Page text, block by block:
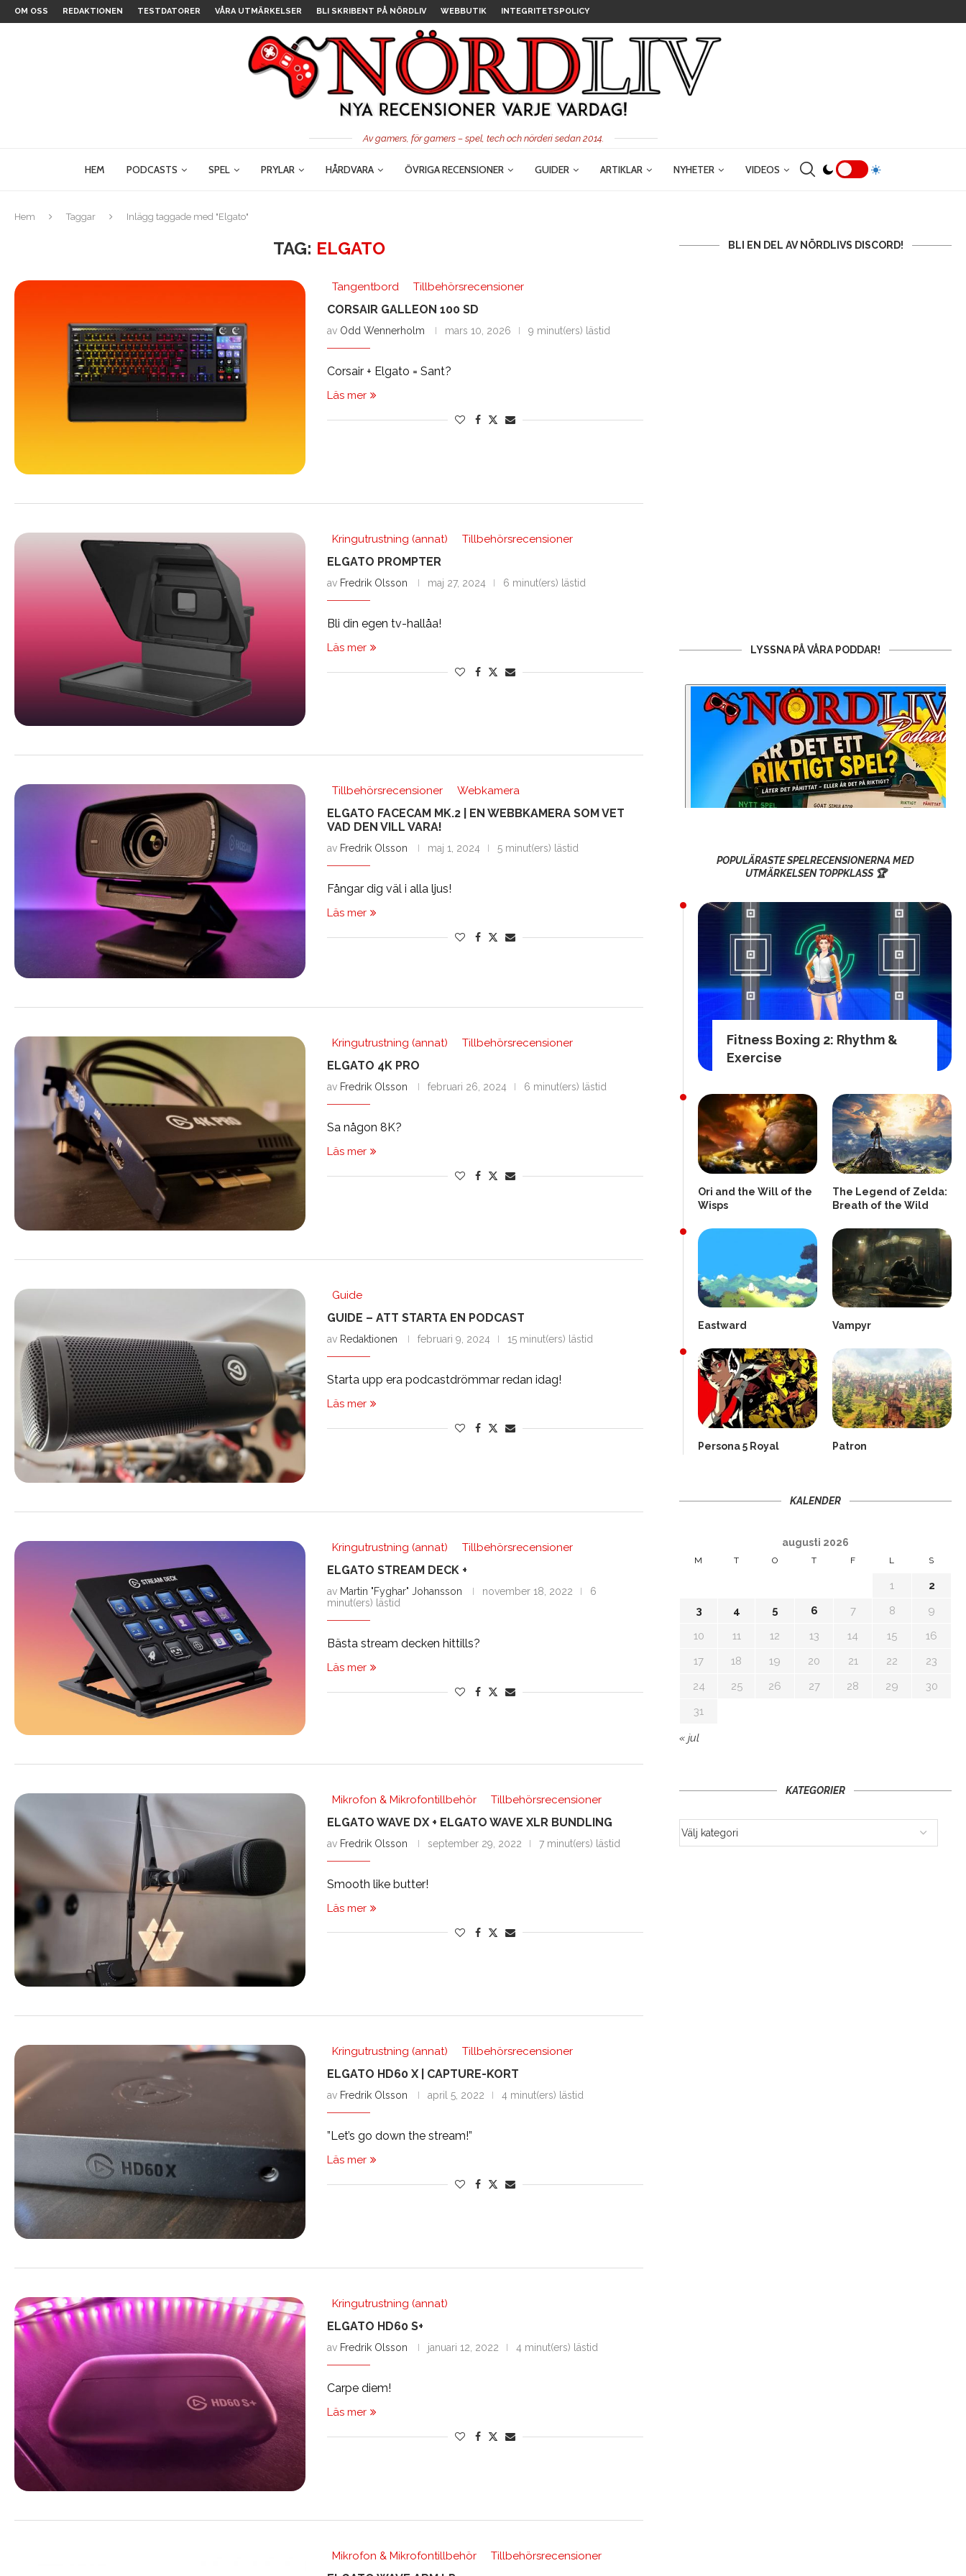
OM OSS REDAKTIONEN TESTDATORER VÅRA UTMÄRKELSER BLI SKRIBENT PÅ NÖRDLIV WEBBUTIK INTEGRITETSPOLICY
Av gamers, för gamers – spel, tech och nörderi sedan 2014.
HEM PODCASTS SPEL PRYLAR HÅRDVARA ÖVRIGA RECENSIONER GUIDER ARTIKLAR NYHETER VIDEOS
Hem Taggar Inlägg taggade med "Elgato"
TAG: ELGATO
Tangentbord Tillbehörsrecensioner
CORSAIR GALLEON 100 SD
av Odd Wennerholm mars 10, 2026 9 minut(ers) lästid
Corsair + Elgato = Sant?
Läs mer
Kringutrustning (annat) Tillbehörsrecensioner
ELGATO PROMPTER
av Fredrik Olsson maj 27, 2024 6 minut(ers) lästid
Bli din egen tv-hallåa!
Läs mer
Tillbehörsrecensioner Webkamera
ELGATO FACECAM MK.2 | EN WEBBKAMERA SOM VET
VAD DEN VILL VARA!
av Fredrik Olsson maj 1, 2024 5 minut(ers) lästid
Fångar dig väl i alla ljus!
Läs mer
Kringutrustning (annat) Tillbehörsrecensioner
ELGATO 4K PRO
av Fredrik Olsson februari 26, 2024 6 minut(ers) lästid
Sa någon 8K?
Läs mer
Guide
GUIDE – ATT STARTA EN PODCAST
av Redaktionen februari 9, 2024 15 minut(ers) lästid
Starta upp era podcastdrömmar redan idag!
Läs mer
Kringutrustning (annat) Tillbehörsrecensioner
ELGATO STREAM DECK +
av Martin "Fyghar" Johansson november 18, 2022
6
minut(ers) lästid
Bästa stream decken hittills?
Läs mer
Mikrofon & Mikrofontillbehör Tillbehörsrecensioner
ELGATO WAVE DX + ELGATO WAVE XLR BUNDLING
av Fredrik Olsson september 29, 2022 7 minut(ers) lästid
Smooth like butter!
Läs mer
Kringutrustning (annat) Tillbehörsrecensioner
ELGATO HD60 X | CAPTURE-KORT
av Fredrik Olsson april 5, 2022 4 minut(ers) lästid
”Let’s go down the stream!”
Läs mer
Kringutrustning (annat)
ELGATO HD60 S+
av Fredrik Olsson januari 12, 2022 4 minut(ers) lästid
Carpe diem!
Läs mer
Mikrofon & Mikrofontillbehör Tillbehörsrecensioner
BLI EN DEL AV NÖRDLIVS DISCORD!
LYSSNA PÅ VÅRA PODDAR!
POPULÄRASTE SPELRECENSIONERNA MED
UTMÄRKELSEN TOPPKLASS 🏆
Fitness Boxing 2: Rhythm &
Exercise
Ori and the Will of the
Wisps
The Legend of Zelda:
Breath of the Wild
Eastward Vampyr
Persona 5 Royal Patron
KALENDER
augusti 2026
M T O T F L S
1
2
3
4 5 6 7 8
9
10
11 12 13 14 15
16
17
18 19 20 21 22
23
24
25 26 27 28 29
30
31
« jul
KATEGORIER